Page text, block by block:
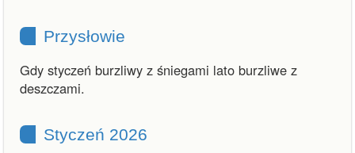
Przysłowie
Gdy styczeń burzliwy z śniegami lato burzliwe z
deszczami.
Styczeń 2026